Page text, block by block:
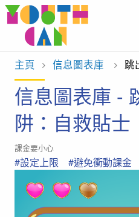
移到主內容
主頁 信息圖表庫 當
跳
信息圖表庫 -
阱：自救貼士
課金要小心
#設定上限 #避免衝動課金